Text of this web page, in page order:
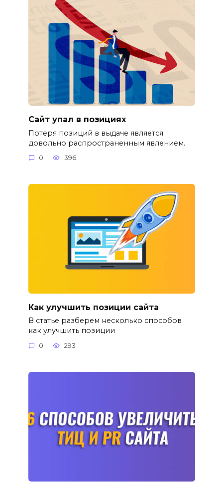
Сайт упал в позициях
Потеря позиций в выдаче является
довольно распространенным явлением.
0 396
Как улучшить позиции сайта
В статье разберем несколько способов
как улучшить позиции
0 293